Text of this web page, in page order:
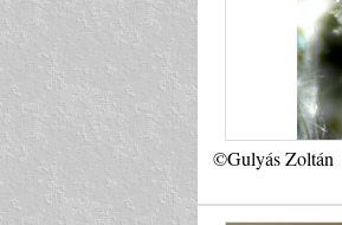
©Gulyás Zoltán